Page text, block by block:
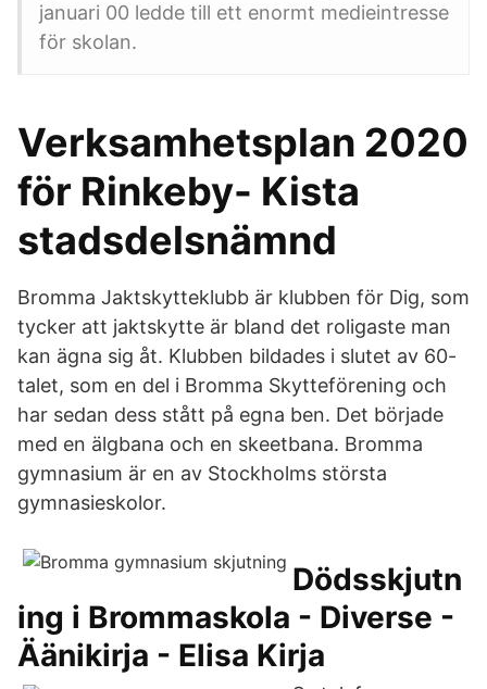
januari 00 ledde till ett enormt medieintresse
för skolan.
Verksamhetsplan 2020
för Rinkeby- Kista
stadsdelsnämnd
Bromma Jaktskytteklubb är klubben för Dig, som
tycker att jaktskytte är bland det roligaste man
kan ägna sig åt. Klubben bildades i slutet av 60-
talet, som en del i Bromma Skytteförening och
har sedan dess stått på egna ben. Det började
med en älgbana och en skeetbana. Bromma
gymnasium är en av Stockholms största
gymnasieskolor.
Dödsskjutn
ing i Brommaskola - Diverse -
Äänikirja - Elisa Kirja